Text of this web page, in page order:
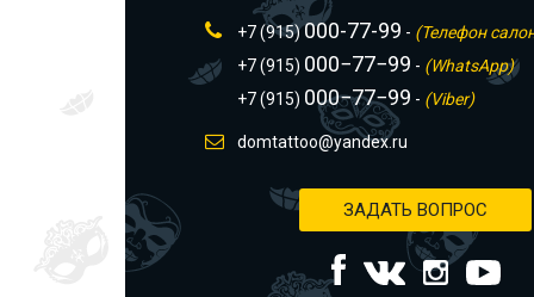
+7 (915)000-77-99 - (Телефон
+7 (915) 000−77−99 - (WhatsApp)
+7 (915) 000−77−99 - (Viber)
domtattoo@yandex.ru
ЗАДАТЬ ВОПРОС